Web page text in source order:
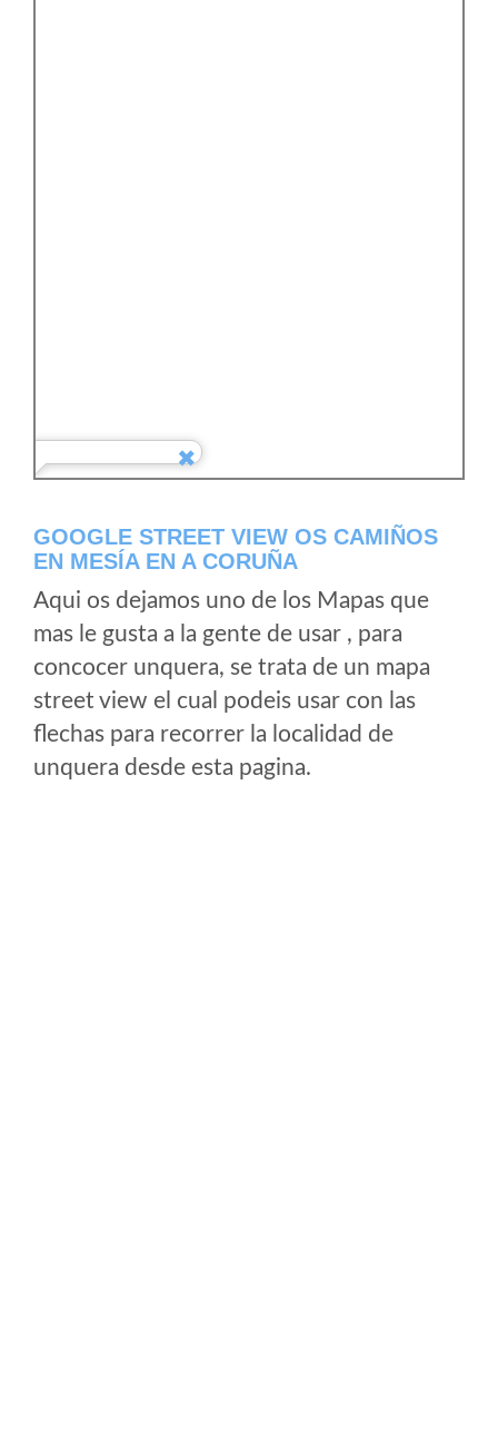
GOOGLE STREET VIEW OS CAMIÑOS
EN MESÍA EN A CORUÑA
Aqui os dejamos uno de los Mapas que
mas le gusta a la gente de usar , para
concocer unquera, se trata de un mapa
street view el cual podeis usar con las
flechas para recorrer la localidad de
unquera desde esta pagina.